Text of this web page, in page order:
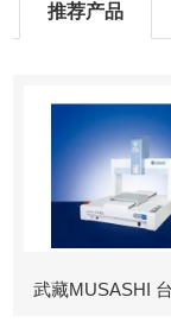
推荐产品